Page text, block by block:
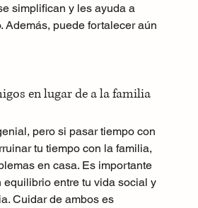
simplifican y les ayuda a
Además, puede fortalecer aún
en lugar de a la familia
pero si pasar tiempo con
tu tiempo con la familia,
en casa. Es importante
equilibrio entre tu vida social y
Cuidar de ambos es